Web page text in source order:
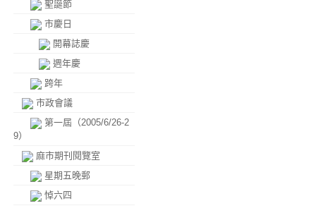
聖誕節
市慶日
開幕誌慶
週年慶
跨年
市政會議
第一屆（2005/6/26-2
9）
麻市期刊閱覽室
星期五晚郵
悼六四